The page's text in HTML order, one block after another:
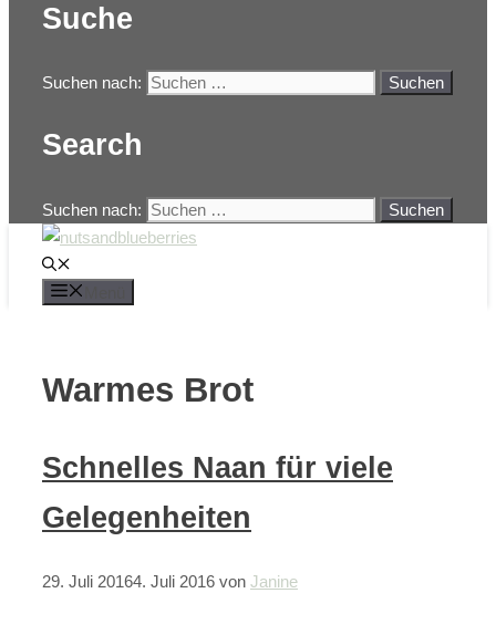
Suche
Suchen nach:
Search
Suchen nach:
Warmes Brot
Schnelles Naan für viele
Gelegenheiten
29. Juli 20164. Juli 2016 von Janine